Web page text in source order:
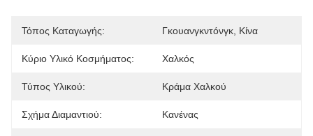
Τόπος Καταγωγής: Γκουανγκντόνγκ, Κίνα
Κύριο Υλικό Κοσμήματος: Χαλκός
Τύπος Υλικού: Κράμα Χαλκού
Σχήμα Διαμαντιού: Κανένας